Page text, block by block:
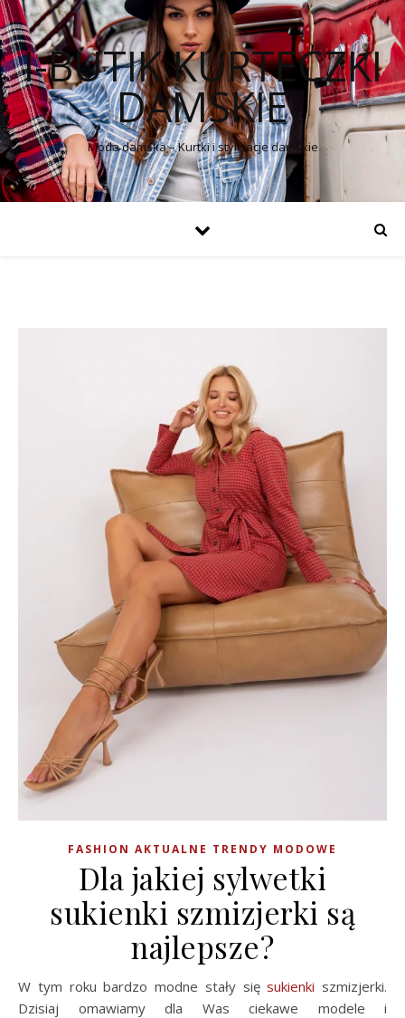
I-BUTIK KURTECZKI
DAMSKIE
Moda damska – Kurtki i stylizacje damskie
FASHION AKTUALNE TRENDY MODOWE
Dla jakiej sylwetki
sukienki szmizjerki są
najlepsze?
W tym roku bardzo modne stały sięsukienki szmizjerki.
Dzisiaj omawiamy dla Was ciekawe modele i